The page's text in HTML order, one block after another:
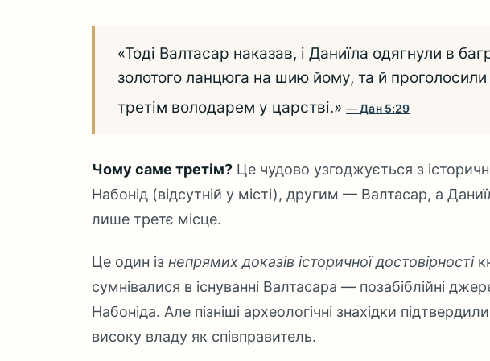
«Тоді Валтасар наказав, і Даниїла одягнули в
золотого ланцюга на шию йому, та й
третім володарем у царстві.»
Дан 5:29
Чому саме третім? Це чудово узгоджується з
Набонід (відсутній у місті), другим — Валтасар, а
лише третє місце.
Це один із непрямих доказів історичної достовірності
сумнівалися в існуванні Валтасара — позабіблійні
Набоніда. Але пізніші археологічні знахідки
високу владу як співправитель.